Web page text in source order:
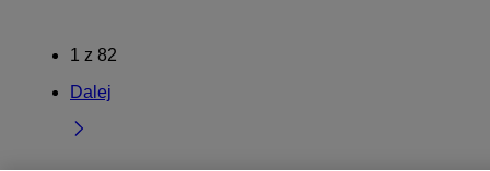
1 z 82
Dalej